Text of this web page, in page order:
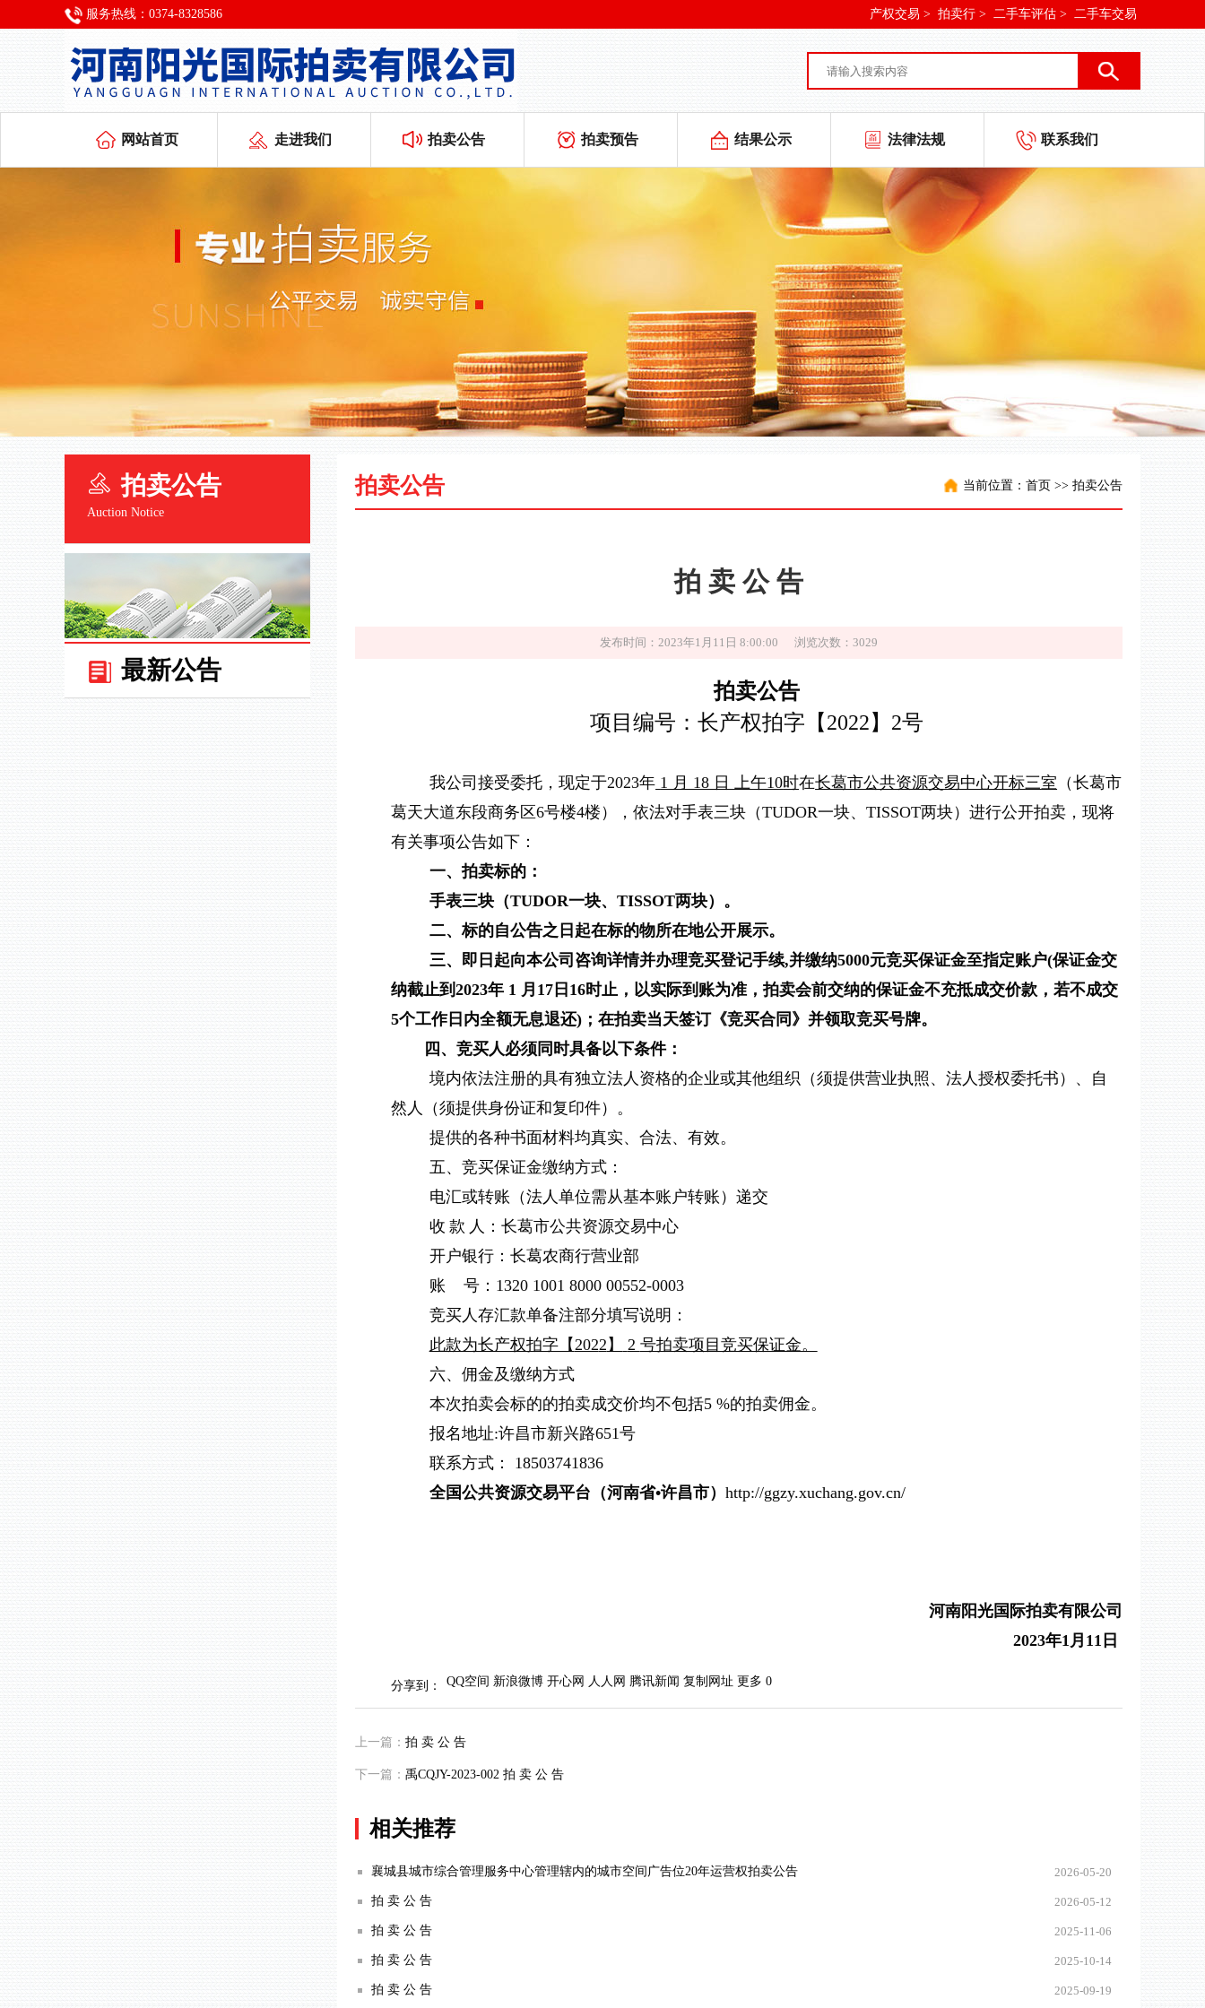
服务热线：0374-8328586 产权交易 > 拍卖行 > 二手车评估 > 二手车交易
网站首页 走进我们 拍卖公告 拍卖预告 结果公示 法律法规 联系我们
拍卖公告
Auction Notice
最新公告
拍卖公告 当前位置： 首页 >> 拍卖公告
拍 卖 公 告
发布时间：2023年1月11日 8:00:00 浏览次数：3029
拍卖公告
项目编号：长产权拍字【2022】2号
我公司接受委托，现定于2023年 1 月 18 日 上午10时在长葛市公共资源交易中心开标三室 （长葛市
葛天大道东段商务区6号楼4楼），依法对手表三块（TUDOR一块、TISSOT两块） 进行公开拍卖，现将
有关事项公告如下：
一、拍卖标的：
手表三块（TUDOR一块、TISSOT两块）。
二、标的自公告之日起在标的物所在地公开展示。
三、 即日起向本公司咨询详情并办理竞买登记手续,并缴纳5000元竞买保证金至指定账户(保证金交
纳截止到2023年 1 月17日16时止，以实际到账为准，拍卖会前交纳的保证金不充抵成交价款 ， 若不成交
5个工作日内全额无息退还) ；在拍卖当天签订《竞买合同》并领取竞买号牌。
四、竞买人必须同时具备以下条件：
境内依法注册的具有独立法人资格的企业或其他组织（须提供营业执照、法人授权委托书）、自
然人（须提供身份证和复印件）。
提供的各种书面材料均真实、合法、有效。
五、竞买保证金缴纳方式：
电汇或转账（法人单位需从基本账户转账）递交
收 款 人：长葛市公共资源交易中心
开户银行：长葛农商行营业部
账
号： 1320 1001 8000 00552-0003
竞买人存汇款单备注部分填写说明：
此款为长产权拍字【2022 】 2 号拍卖项目竞买保证金。
六、佣金及缴纳方式
本次拍卖会标的的拍卖成交价均不包括5 %的拍卖佣金。
报名地址:许昌市新兴路651号
联系方式： 18503741836
全国公共资源交易平台（河南省•许昌市） http://ggzy.xuchang.gov.cn/
河南阳光国际拍卖有限公司
2023年1月 11 日
分享到： QQ空间 新浪微博 开心网 人人网 腾讯新闻 复制网址 更多 0
上一篇： 拍 卖 公 告
下一篇： 禹CQJY-2023-002 拍 卖 公 告
相关推荐
襄城县城市综合管理服务中心管理辖内的城市空间广告位20年运营权拍卖公告 2026-05-20
拍 卖 公 告 2026-05-12
拍 卖 公 告 2025-11-06
拍 卖 公 告 2025-10-14
拍 卖 公 告 2025-09-19